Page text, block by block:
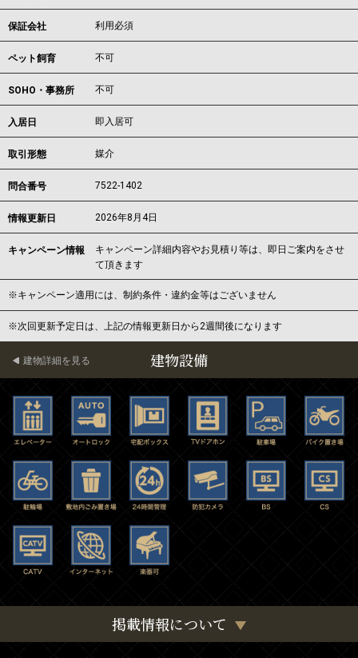
保証会社 利用必須
ペット飼育 不可
SOHO・事務所 不可
入居日 即入居可
取引形態 媒介
問合番号 7522-1402
情報更新日 2026年8月4日
キャンペーン情報
キャンペーン詳細内容やお見積り等は、即日ご案内をさせ
て頂きます
※キャンペーン適用には、制約条件・違約金等はございません
※次回更新予定日は、上記の情報更新日から2週間後になります
建物設備
建物詳細を見る
掲載情報について